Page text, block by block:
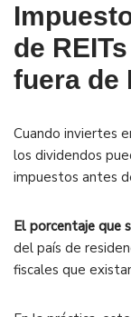
de
fuera de
Cuando inviertes
los dividendos
impuestos antes
El porcentaje que
del país de
fiscales que